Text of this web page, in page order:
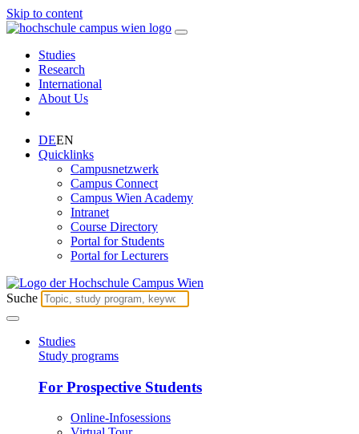
Skip to content
Studies
Research
International
About Us
DEEN
Quicklinks
Campusnetzwerk
Campus Connect
Campus Wien Academy
Intranet
Course Directory
Portal for Students
Portal for Lecturers
Suche
Studies
Study programs
For Prospective Students
Online-Infosessions